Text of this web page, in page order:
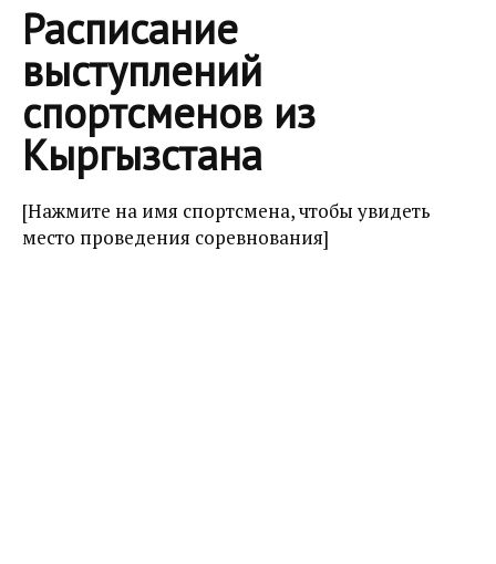
Расписание
выступлений
спортсменов из
Кыргызстана
[Нажмите на имя спортсмена, чтобы увидеть
место проведения соревнования]